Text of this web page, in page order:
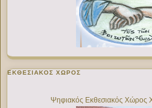
ΕΚΘΕΣΙΑΚΌΣ ΧΏΡΟΣ
Ψηφιακός Εκθεσιακός Χώρος